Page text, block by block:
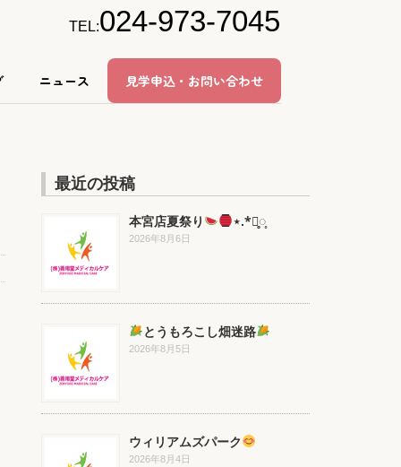
ニュース 見学申込・お問い合わせ
TEL:024-973-7045
最近の投稿
本宮店夏祭り ⋆.*⃝̥◌̥
2026年8月6日
とうもろこし畑迷路
2026年8月5日
ウィリアムズパーク
2026年8月4日